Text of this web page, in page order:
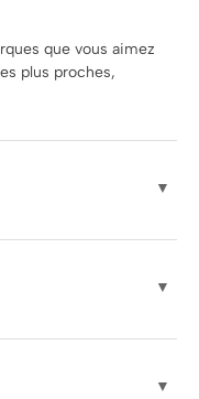
que vous aimez
plus proches,
▼
▼
▼